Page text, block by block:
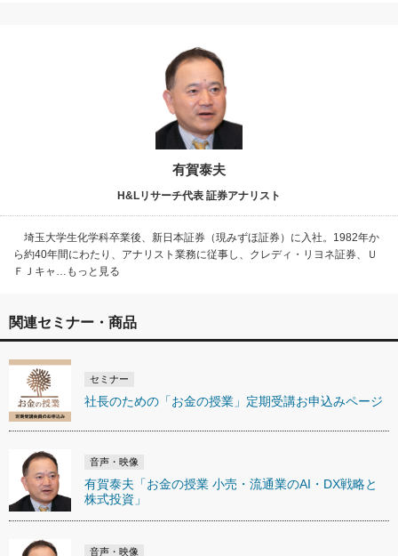
有賀泰夫
H&Lリサーチ代表 証券アナリスト
埼玉大学生化学科卒業後、新日本証券（現みずほ証券）に入社。1982年か
ら約40年間にわたり、アナリスト業務に従事し、クレディ・リヨネ証券、Ｕ
ＦＪキャ…もっと見る
関連セミナー・商品
セミナー
社長のための「お金の授業」定期受講お申込みページ
音声・映像
有賀泰夫「お金の授業 小売・流通業のAI・DX戦略と
株式投資」
音声・映像